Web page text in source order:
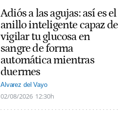
Adiós a las agujas: así es el
anillo inteligente capaz de
vigilar tu glucosa en
sangre de forma
automática mientras
duermes
Alvarez del Vayo
02/08/2026 12:30h